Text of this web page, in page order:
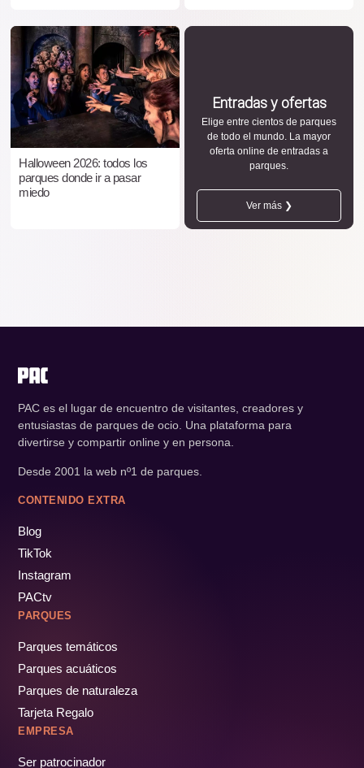
Halloween 2026: todos los
parques donde ir a pasar
miedo
Entradas y ofertas
Elige entre cientos de parques
de todo el mundo. La mayor
oferta online de entradas a
parques.
Ver más ❯
PAC es el lugar de encuentro de visitantes, creadores y
entusiastas de parques de ocio. Una plataforma para
divertirse y compartir online y en persona.
Desde 2001 la web nº1 de parques.
CONTENIDO EXTRA
Blog
TikTok
Instagram
PACtv
PARQUES
Parques temáticos
Parques acuáticos
Parques de naturaleza
Tarjeta Regalo
EMPRESA
Ser patrocinador